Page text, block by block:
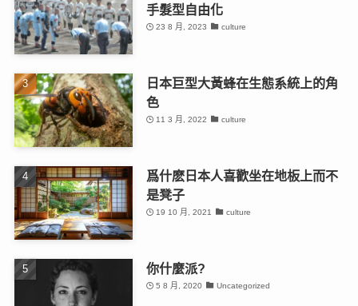
手髮型自由化
23 8 月, 2023 culture
日本巨型大黃蜂在生態系統上的角
色
11 3 月, 2022 culture
爲什麽日本人喜歡坐在地板上而不
是凳子
19 10 月, 2021 culture
你什麼派?
5 8 月, 2020 Uncategorized